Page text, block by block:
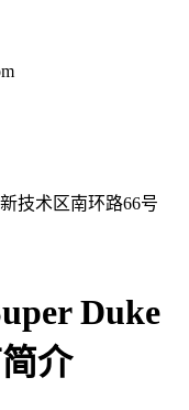
技术区南环路66号
Duke
介